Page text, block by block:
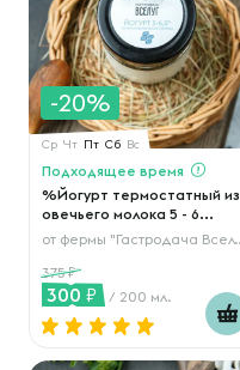
-20%
Ср Чт Пт Сб Вс
Подходящее время
%Йогурт термостатный из
овечьего молока 5 - 6...
от фермы "Гастродача Вселуг"
375
300 / 200 мл.